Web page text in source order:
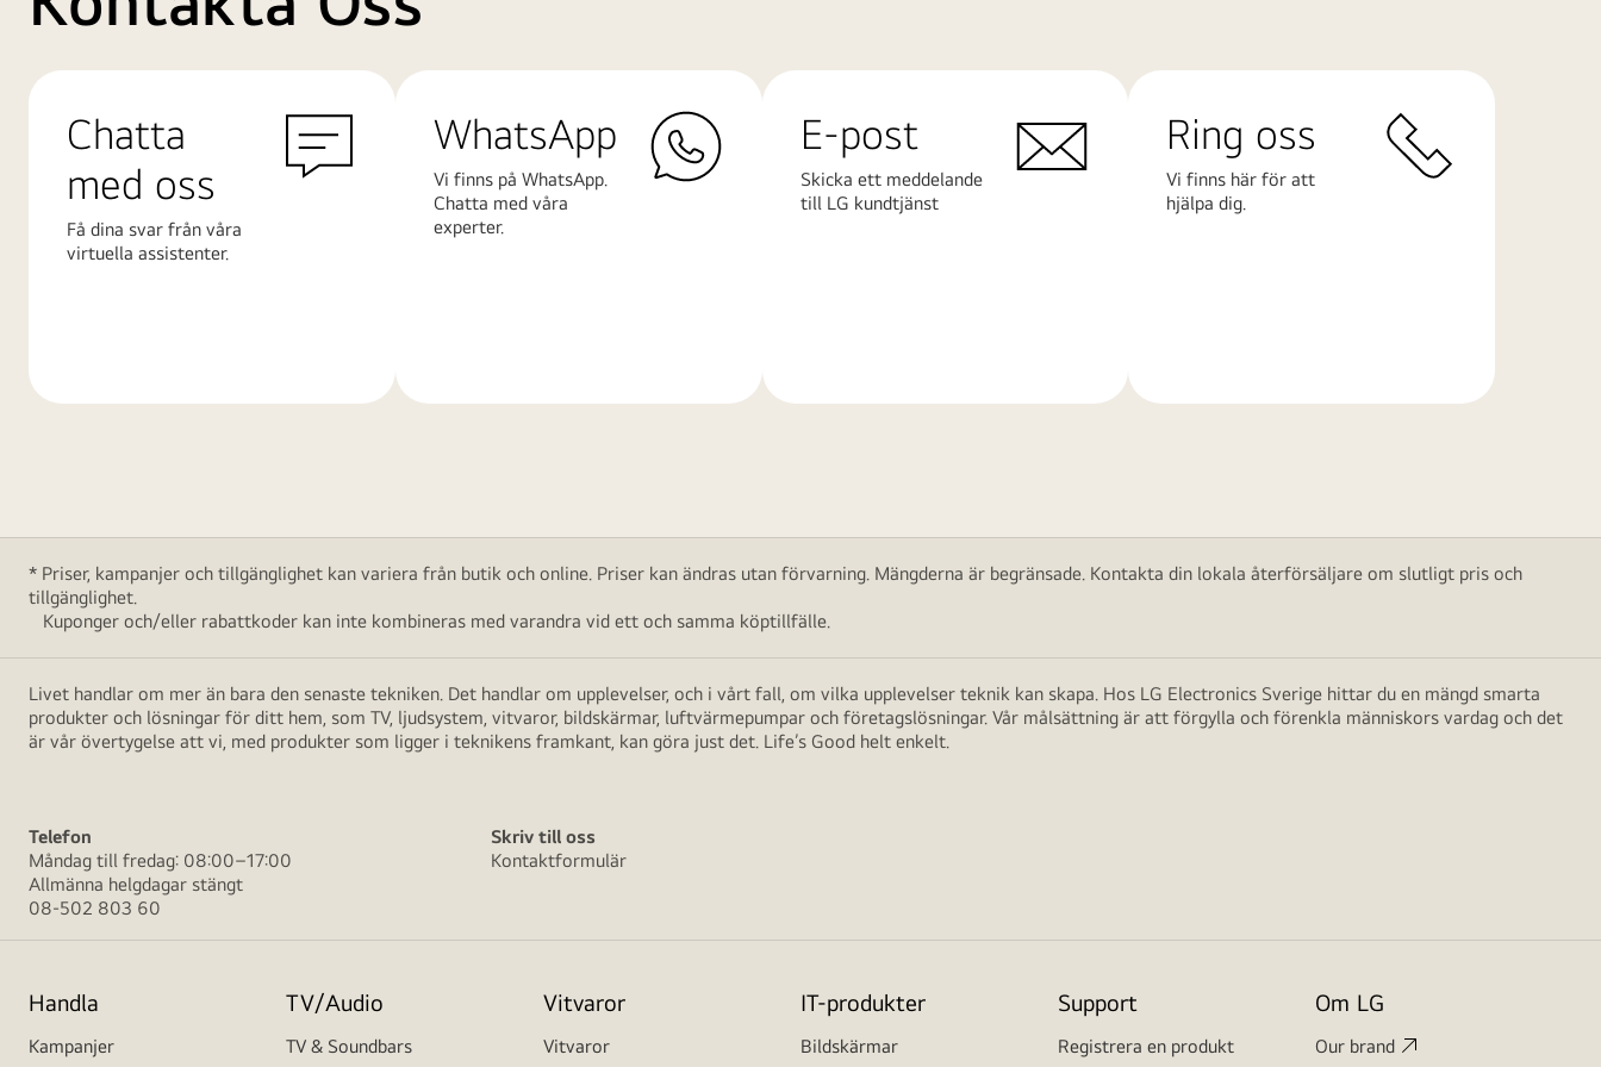
Chatta
med oss
Få dina svar från våra
virtuella assistenter.
WhatsApp
Vi finns på WhatsApp.
Chatta med våra
experter.
E-post
Skicka ett meddelande
till LG kundtjänst
Ring oss
Vi finns här för att
hjälpa dig.
* Priser, kampanjer och tillgänglighet kan variera från butik och online. Priser kan ändras utan förvarning. Mängderna är begränsade. Kontakta din lokala återförsäljare om slutligt pris och
tillgänglighet.
Kuponger och/eller rabattkoder kan inte kombineras med varandra vid ett och samma köptillfälle.
Livet handlar om mer än bara den senaste tekniken. Det handlar om upplevelser, och i vårt fall, om vilka upplevelser teknik kan skapa. Hos LG Electronics Sverige hittar du en mängd smarta
produkter och lösningar för ditt hem, som TV, ljudsystem, vitvaror, bildskärmar, luftvärmepumpar och företagslösningar. Vår målsättning är att förgylla och förenkla människors vardag och det
är vår övertygelse att vi, med produkter som ligger i teknikens framkant, kan göra just det. Life’s Good helt enkelt.
Telefon
Måndag till fredag: 08:00–17:00
Allmänna helgdagar stängt
08-502 803 60
Skriv till oss
Kontaktformulär
Handla
Kampanjer
TV/Audio
TV & Soundbars
Vitvaror
Vitvaror
IT-produkter
Bildskärmar
Support
Registrera en produkt
Om LG
Our brand